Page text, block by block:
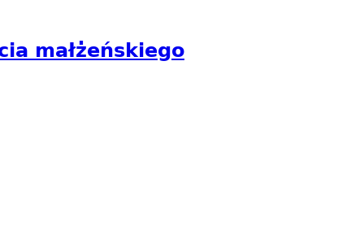
małżeńskiego